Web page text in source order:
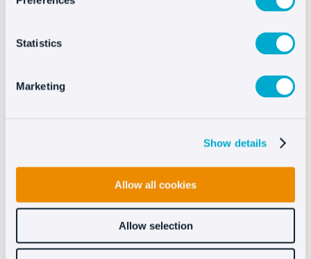
Statistics
Marketing
Show details
Allow all cookies
Allow selection